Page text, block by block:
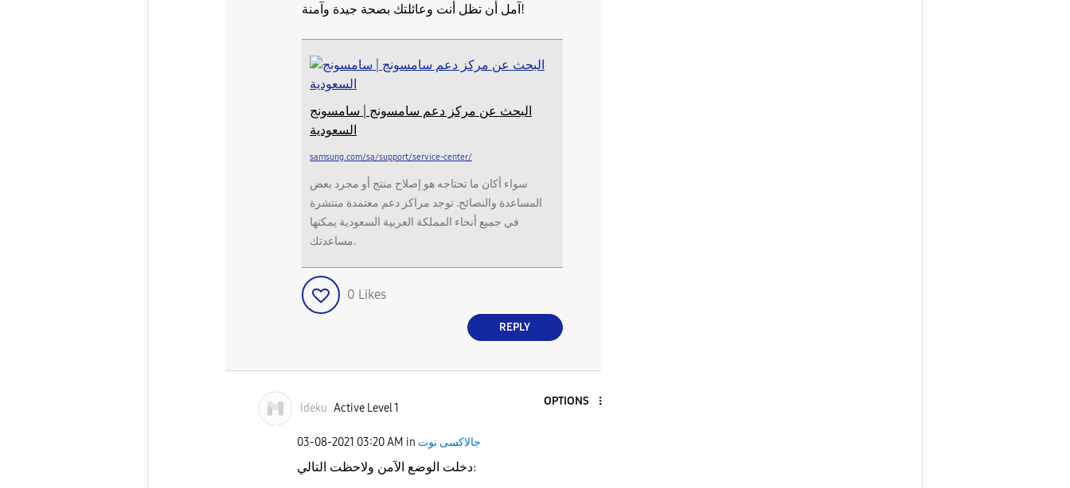
آمل أن تظل أنت وعائلتك بصحة جيدة وآمنة!
البحث عن مركز دعم سامسونج | سامسونج
السعودية
samsung.com/sa/support/service-center/
سواء أكان ما تحتاجه هو إصلاح منتج أو مجرد بعض
المساعدة والنصائح. توجد مراكز دعم معتمدة منتشرة
في جميع أنحاء المملكة العربية السعودية يمكنها
مساعدتك.
0 Likes
REPLY
Ideku Active Level 1
OPTIONS
‎03-08-2021 03:20 AM in جالاكسى نوت
دخلت الوضع الآمن ولاحظت التالي: